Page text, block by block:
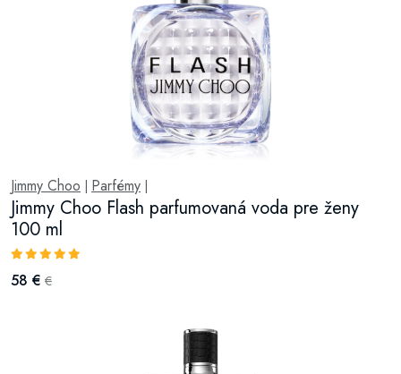
Jimmy Choo Parfémy
Jimmy Choo Flash parfumovaná voda pre ženy
100 ml
58 € €